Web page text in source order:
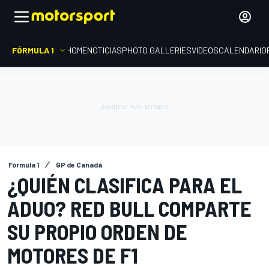
FÓRMULA 1 HOMENOTICIASPHOTO GALLERIESVIDEOSCALENDARIO
Fórmula 1 GP de Canadá
¿QUIÉN CLASIFICA PARA EL
ADUO? RED BULL COMPARTE
SU PROPIO ORDEN DE
MOTORES DE F1